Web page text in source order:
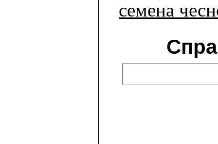
семена